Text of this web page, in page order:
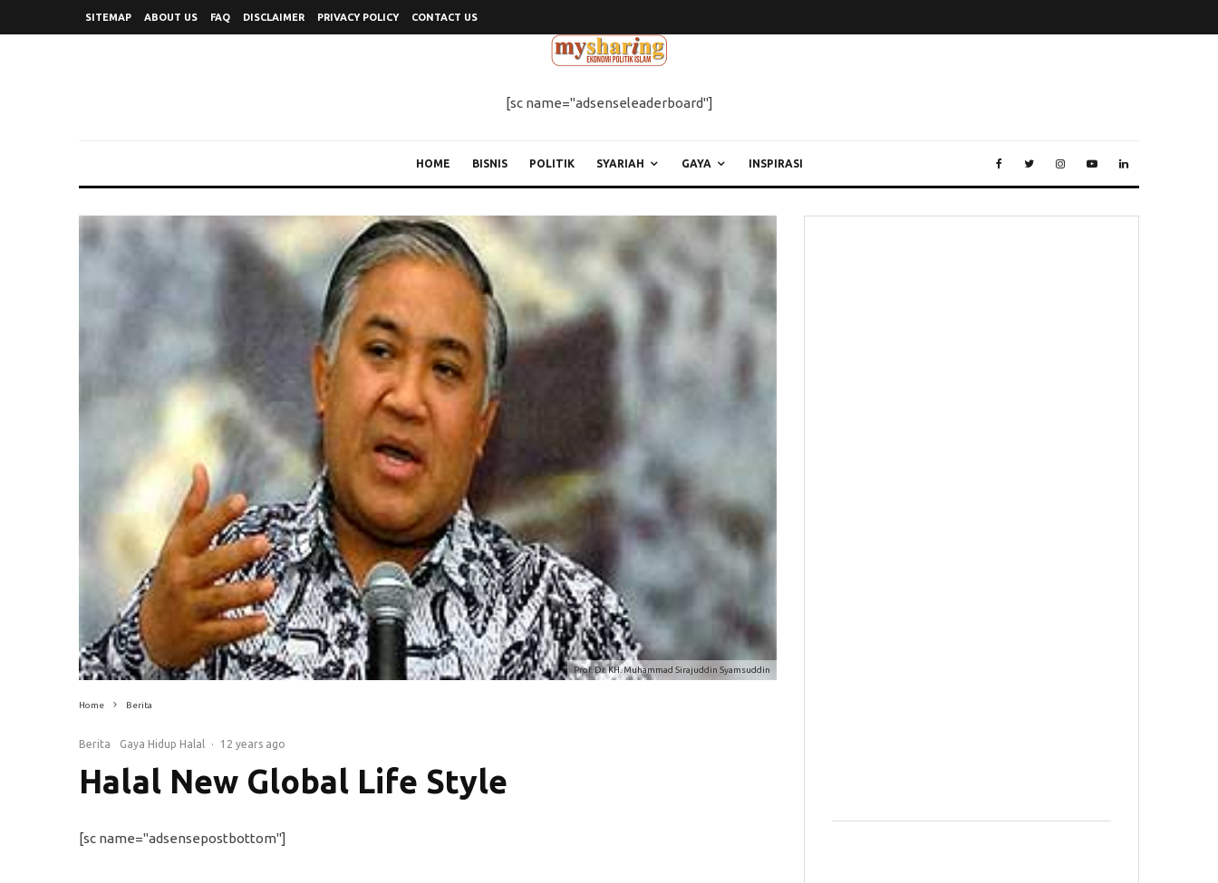
SITEMAP ABOUT US FAQ DISCLAIMER PRIVACY POLICY CONTACT US
[sc name="adsenseleaderboard"]
HOME BISNIS POLITIK SYARIAH GAYA INSPIRASI
Prof. Dr. KH. Muhammad Sirajuddin Syamsuddin
Home Berita
Berita Gaya Hidup Halal · 12 years ago
Halal New Global Life Style
[sc name="adsensepostbottom"]